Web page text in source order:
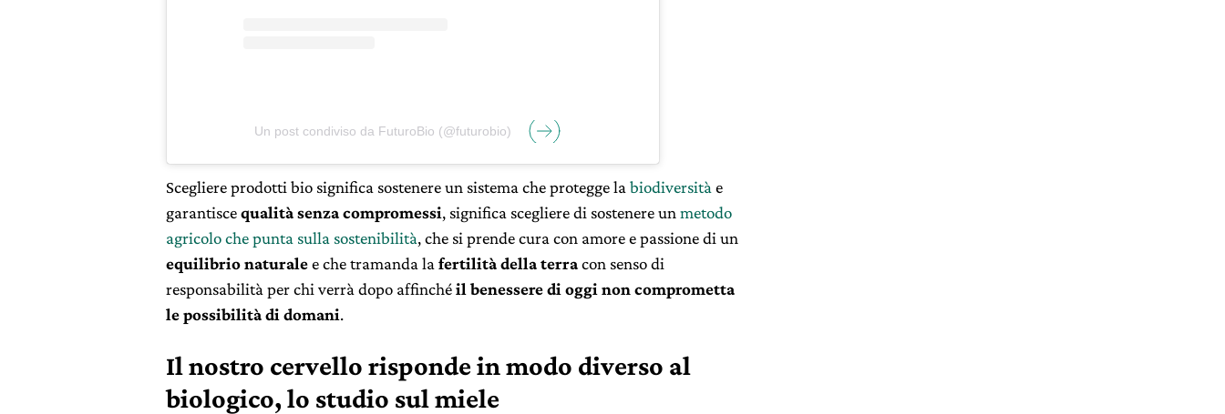
Un post condiviso da FuturoBio (@futurobio)
Scegliere prodotti bio significa sostenere un sistema che protegge la biodiversità e
garantiscequalità senza compromessi, significa scegliere di sostenere un metodo
agricolo che punta sulla sostenibilità, che si prende cura con amore e passione di un
equilibrio naturalee che tramanda la fertilità della terracon senso di
responsabilità per chi verrà dopo affinchéil benessere di oggi non comprometta
le possibilità di domani.
Il nostro cervello risponde in modo diverso al
biologico, lo studio sul miele